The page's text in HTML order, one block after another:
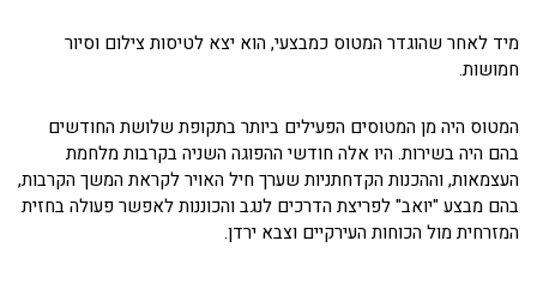
מיד לאחר שהוגדר המטוס כמבצעי, הוא יצא לטיסות צילום וסיור
חמושות.
המטוס היה מן המטוסים הפעילים ביותר בתקופת שלושת החודשים
בהם היה בשירות. היו אלה חודשי ההפוגה השניה בקרבות מלחמת
העצמאות, וההכנות הקדחתניות שערך חיל האויר לקראת המשך הקרבות,
בהם מבצע "יואב" לפריצת הדרכים לנגב והכוננות לאפשר פעולה בחזית
המזרחית מול הכוחות העירקיים וצבא ירדן.